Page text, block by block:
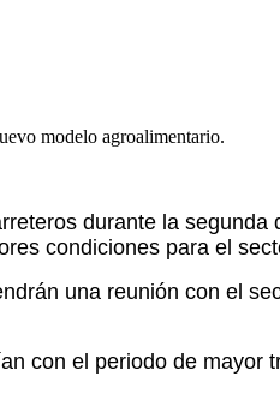
modelo agroalimentario.
durante la segunda
condiciones para el
una reunión con el
con el periodo de mayor